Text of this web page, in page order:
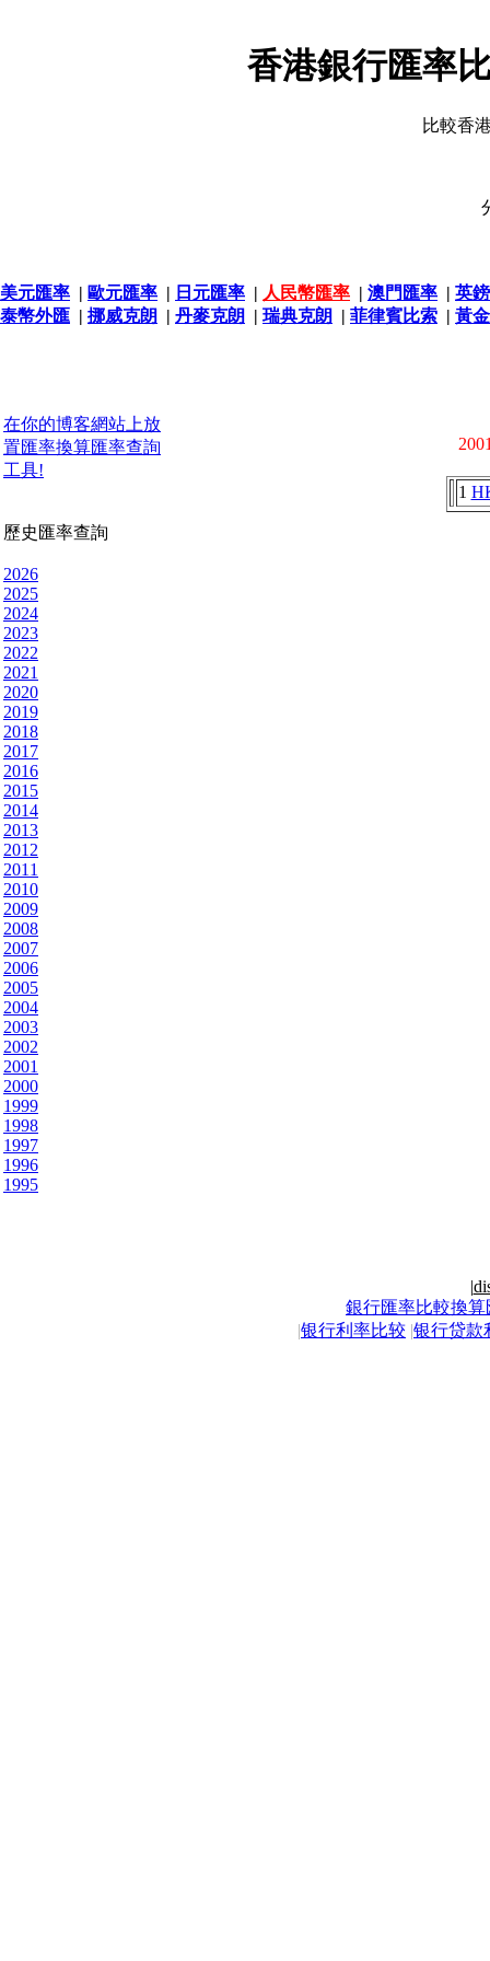
香港銀行匯率
比較香
美元匯率 | 歐元匯率 | 日元匯率 | 人民幣匯率 | 澳門匯率 | 英
泰幣外匯 | 挪威克朗 | 丹麥克朗 | 瑞典克朗 | 菲律賓比索 | 黃
在你的博客網站上放
置匯率換算匯率查詢
工具!
歷史匯率查詢
2026
2025
2024
2023
2022
2021
2020
2019
2018
2017
2016
2015
2014
2013
2012
2011
2010
2009
2008
2007
2006
2005
2004
2003
2002
2001
2000
1999
1998
1997
1996
1995
1
|
銀行匯率比較換算
|银行利率比较 |银行贷款